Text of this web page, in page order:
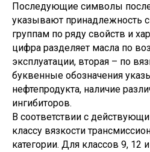
Последующие символы
указывают принадлежность
группам по ряду свойств и
цифра разделяет масла по
эксплуатации, вторая – по
буквенные обозначения
нефтепродукта, наличие
ингибиторов.
В соответствии с
классу вязкости
категории. Для классов 9, 12